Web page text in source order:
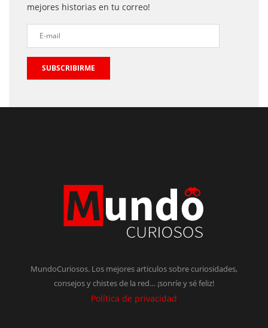
mejores historias en tu correo!
SUBSCRIBIRME
MundoCuriosos. Los mejores articulos sobre curiosidades,
consejos y chistes de la red… ¡sonríe y sé feliz!
Política de privacidad